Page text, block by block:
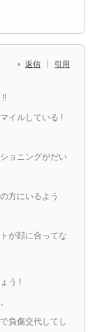
返信 引用
!!
イルしている !
ョニングがだい
方にいるよう
が顔に合ってな
う !
負傷交代してし